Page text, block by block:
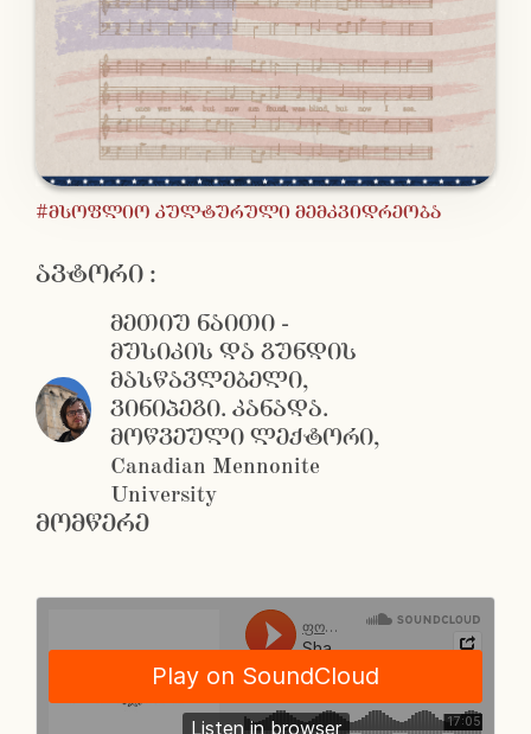
#მსოფლიო კულტურული მემკვიდრეობა
ავტორი :
მეთიუ ნაითი -
მუსიკის და გუნდის
მასწავლებელი,
ვინიპეგი. კანადა.
მოწვეული ლექტორი,
Canadian Mennonite
University
მომწერე